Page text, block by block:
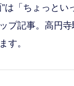
は「ちょっとい
プ記事。高円
す。